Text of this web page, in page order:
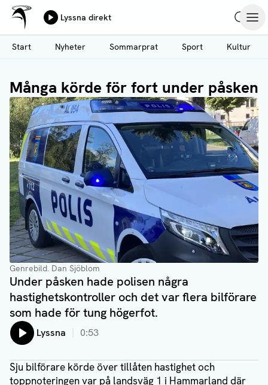
Hoppa
till
huvudinnehåll
Ålands Radio & TV
Lyssna direkt
Start
Nyheter Sommarprat Sport Kultur
Många körde för fort under påsken
Genrebild. Dan Sjöblom
Under påsken hade polisen några
hastighetskontroller och det var flera bilförare
som hade för tung högerfot.
Lyssna 0:53
Sju bilförare körde över tillåten hastighet och
toppnoteringen var på landsväg 1 i Hammarland där